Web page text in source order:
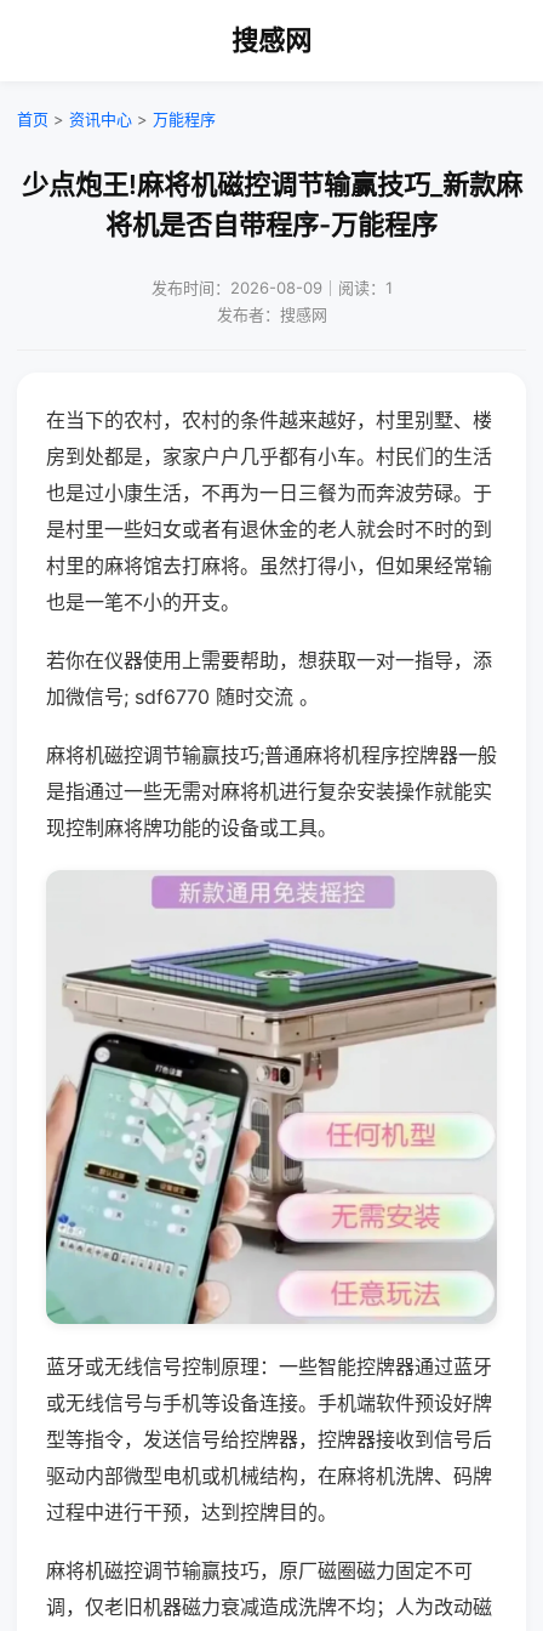
搜感网
首页 > 资讯中心 > 万能程序
少点炮王!麻将机磁控调节输赢技巧_新款麻
将机是否自带程序-万能程序
发布时间：2026-08-09｜阅读：1
发布者：搜感网
在当下的农村，农村的条件越来越好，村里别墅、楼
房到处都是，家家户户几乎都有小车。村民们的生活
也是过小康生活，不再为一日三餐为而奔波劳碌。于
是村里一些妇女或者有退休金的老人就会时不时的到
村里的麻将馆去打麻将。虽然打得小，但如果经常输
也是一笔不小的开支。
若你在仪器使用上需要帮助，想获取一对一指导，添
加微信号; sdf6770 随时交流 。
麻将机磁控调节输赢技巧;普通麻将机程序控牌器一般
是指通过一些无需对麻将机进行复杂安装操作就能实
现控制麻将牌功能的设备或工具。
蓝牙或无线信号控制原理：一些智能控牌器通过蓝牙
或无线信号与手机等设备连接。手机端软件预设好牌
型等指令，发送信号给控牌器，控牌器接收到信号后
驱动内部微型电机或机械结构，在麻将机洗牌、码牌
过程中进行干预，达到控牌目的。
麻将机磁控调节输赢技巧，原厂磁圈磁力固定不可
调，仅老旧机器磁力衰减造成洗牌不均；人为改动磁